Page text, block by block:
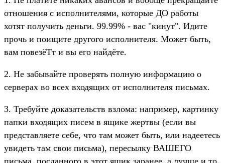
отношения с исполнителями, которые ДО работы
хотят получить деньги. 99.99% - вас "кинут". Идите
прочь и поищите другого исполнителя. Может быть,
вам повезёTт и вы его найдёте.
2. Не забывайте проверять полную информацию о
серверах во всех входящих от исполнителя письмах.
3. Требуйте доказательств взлома: например, картинку
папки входящих писем в ящике жертвы (если вы
представляете себе, что там может быть, или надеетесь
увидеть там свои письма), пересылку ВАШЕГО
письма, посланного в этот ящик заранее, а лучше и то,